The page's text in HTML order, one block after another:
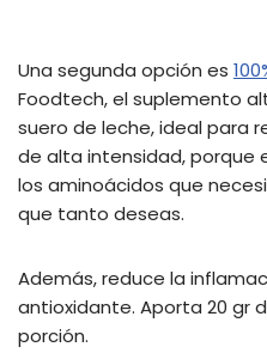
Una segunda opción es
Foodtech, el suplemento
suero de leche, ideal para
de alta intensidad, porque
los aminoácidos que
que tanto deseas.
Además, reduce la
antioxidante. Aporta 20 gr
porción.